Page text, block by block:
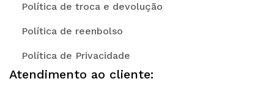
Política de troca e devolução
Política de reenbolso
Política de Privacidade
Atendimento ao cliente: